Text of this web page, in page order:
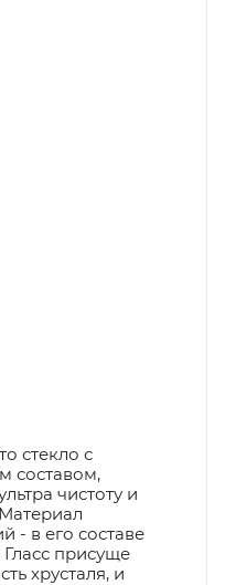
стекло с
составом,
чистоту и
- в его составе
Гласс присуще
хрусталя, и